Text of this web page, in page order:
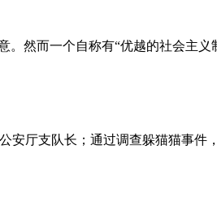
然而一个自称有“优越的社会主
厅支队长；通过调查躲猫猫事